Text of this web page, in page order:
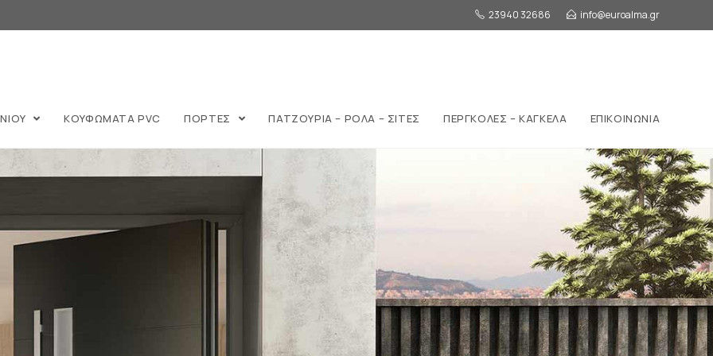
23940 32686 info@euroalma.gr
ΚΟΥΦΩΜΑΤΑ PVC ΠΟΡΤΕΣ ΠΑΤΖΟΥΡΙΑ – ΡΟΛΑ – ΣΙΤΕΣ ΠΕΡΓΚΟΛΕΣ – ΚΑΓΚΕΛΑ ΕΠΙΚΟΙΝΩΝΙΑ